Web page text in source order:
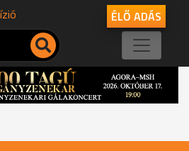
ÉLŐ ADÁS